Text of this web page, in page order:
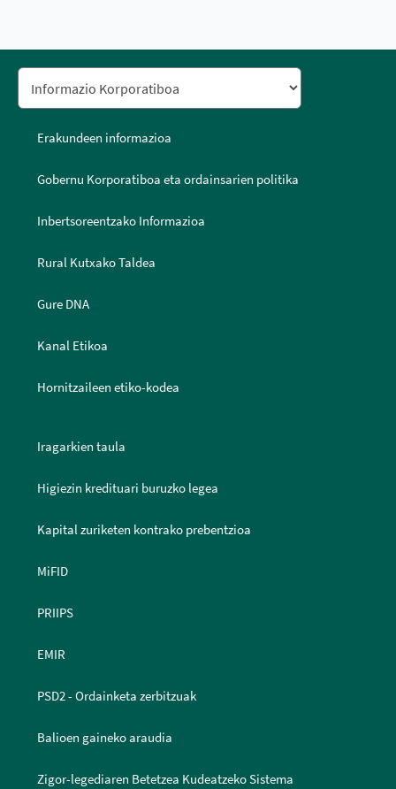
Erakundeen informazioa
Gobernu Korporatiboa eta ordainsarien politika
Inbertsoreentzako Informazioa
Rural Kutxako Taldea
Gure DNA
Kanal Etikoa
Hornitzaileen etiko-kodea
Iragarkien taula
Higiezin kredituari buruzko legea
Kapital zuriketen kontrako prebentzioa
MiFID
PRIIPS
EMIR
PSD2 - Ordainketa zerbitzuak
Balioen gaineko araudia
Zigor-legediaren Betetzea Kudeatzeko Sistema